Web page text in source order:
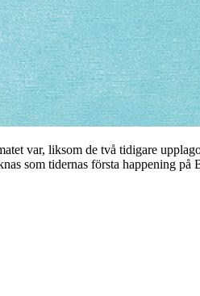
var, liksom de två tidigare
som tidernas första happening